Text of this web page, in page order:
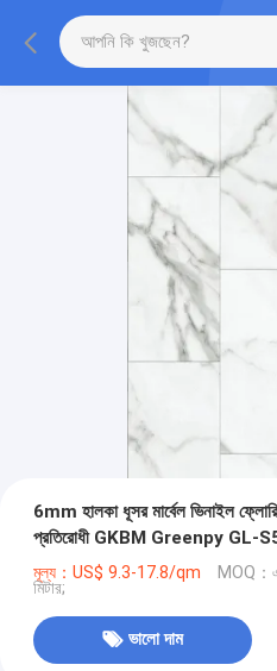
6mm হালকা ধূসর মার্বেল ভিনাইল
প্রতিরোধী GKBM Greenpy GL-
মূল্য：US$ 9.3-17.8/qm MOQ：
মিটার;
ভালো দাম